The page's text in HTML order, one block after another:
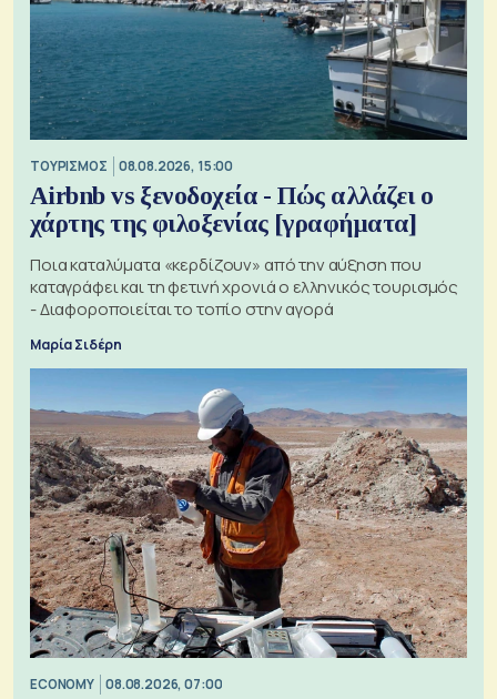
ΤΟΥΡΙΣΜΟΣ 08.08.2026, 15:00
Airbnb vs ξενοδοχεία - Πώς αλλάζει ο
χάρτης της φιλοξενίας [γραφήματα]
Ποια καταλύματα «κερδίζουν» από την αύξηση που
καταγράφει και τη φετινή χρονιά ο ελληνικός τουρισμός
- Διαφοροποιείται το τοπίο στην αγορά
Μαρία Σιδέρη
ECONOMY 08.08.2026, 07:00